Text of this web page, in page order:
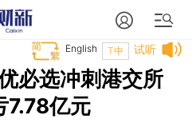
试听
T中
English
必选冲刺港交所
7.78亿元